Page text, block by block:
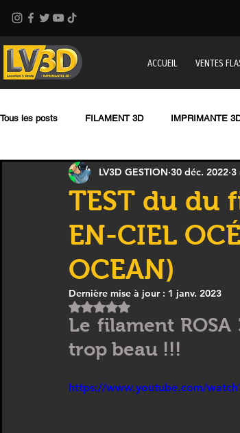
ACCUEIL VENTES
Tous les posts FILAMENT 3D IMPRIMANTE
CONCESSION LV3D NOUVEAU CHEZ LV3D
IMPRIMANTE 3D PROFESSIONNELLE
Formation 3D avec CPF Formation 3D
scanner 3D Formation SCANNER 3D
TEST du du
EN-CIEL
OCEAN)
LV3D GESTION 30 déc. 2022 3
Dernière mise à jour : 1 janv. 2023
Noté NaN étoiles sur 5.
Le filament
trop beau !!!
https://www.youtube.com/